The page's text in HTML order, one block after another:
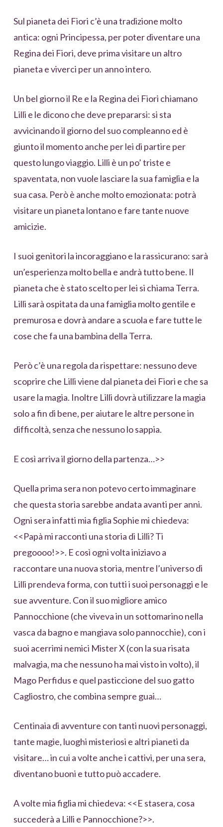
Sul pianeta dei Fiori c’è una tradizione molto
antica: ogni Principessa, per poter diventare una
Regina dei Fiori, deve prima visitare un altro
pianeta e viverci per un anno intero.
Un bel giorno il Re e la Regina dei Fiori chiamano
Lilli e le dicono che deve prepararsi: si sta
avvicinando il giorno del suo compleanno ed è
giunto il momento anche per lei di partire per
questo lungo viaggio. Lilli è un po’ triste e
spaventata, non vuole lasciare la sua famiglia e la
sua casa. Però è anche molto emozionata: potrà
visitare un pianeta lontano e fare tante nuove
amicizie.
I suoi genitori la incoraggiano e la rassicurano: sarà
un’esperienza molto bella e andrà tutto bene. Il
pianeta che è stato scelto per lei si chiama Terra.
Lilli sarà ospitata da una famiglia molto gentile e
premurosa e dovrà andare a scuola e fare tutte le
cose che fa una bambina della Terra.
Però c’è una regola da rispettare: nessuno deve
scoprire che Lilli viene dal pianeta dei Fiori e che sa
usare la magia. Inoltre Lilli dovrà utilizzare la magia
solo a fin di bene, per aiutare le altre persone in
difficoltà, senza che nessuno lo sappia.
E così arriva il giorno della partenza…>>
Quella prima sera non potevo certo immaginare
che questa storia sarebbe andata avanti per anni.
Ogni sera infatti mia figlia Sophie mi chiedeva:
<<Papà mi racconti una storia di Lilli? Ti
pregoooo!>>. E così ogni volta iniziavo a
raccontare una nuova storia, mentre l’universo di
Lilli prendeva forma, con tutti i suoi personaggi e le
sue avventure. Con il suo migliore amico
Pannocchione (che viveva in un sottomarino nella
vasca da bagno e mangiava solo pannocchie), con i
suoi acerrimi nemici Mister X (con la sua risata
malvagia, ma che nessuno ha mai visto in volto), il
Mago Perfidus e quel pasticcione del suo gatto
Cagliostro, che combina sempre guai…
Centinaia di avventure con tanti nuovi personaggi,
tante magie, luoghi misteriosi e altri pianeti da
visitare… in cui a volte anche i cattivi, per una sera,
diventano buoni e tutto può accadere.
A volte mia figlia mi chiedeva: <<E stasera, cosa
succederà a Lilli e Pannocchione?>>.